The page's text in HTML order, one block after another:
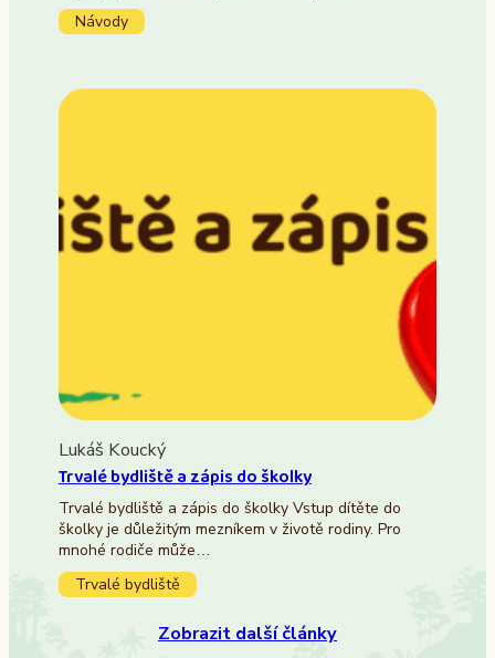
Návody
Lukáš Koucký
Trvalé bydliště a zápis do školky
Trvalé bydliště a zápis do školky Vstup dítěte do
školky je důležitým mezníkem v životě rodiny. Pro
mnohé rodiče může…
Trvalé bydliště
Zobrazit další články